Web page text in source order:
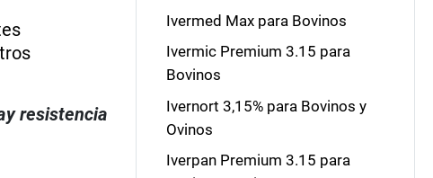
resistencia
Ivermed Max para Bovinos
Ivermic Premium 3.15 para
Bovinos
Ivernort 3,15% para Bovinos y
Ovinos
Iverpan Premium 3.15 para